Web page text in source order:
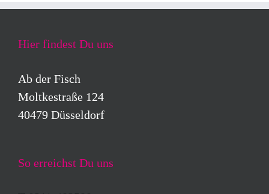
Hier findest Du uns
Ab der Fisch
Moltkestraße 124
40479 Düsseldorf
So erreichst Du uns